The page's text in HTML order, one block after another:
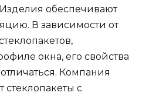
обеспечивают
В зависимости от
окна, его свойства
Компания
стеклопакеты с